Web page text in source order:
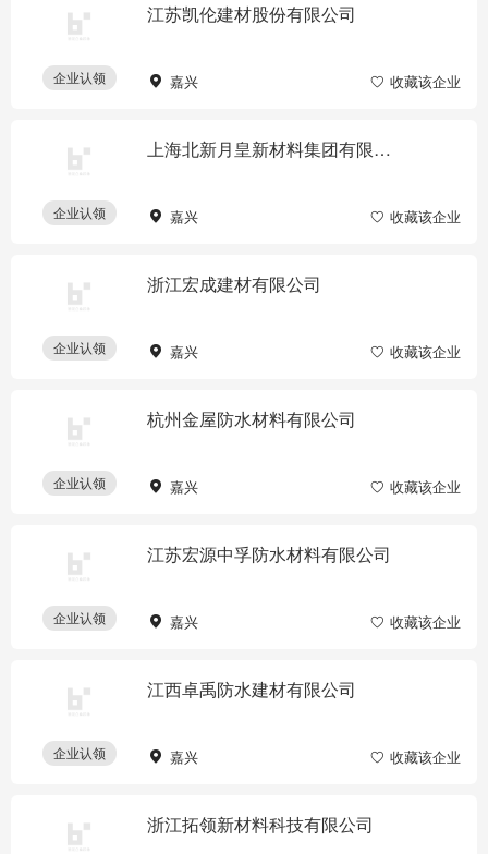
企业认领
江苏凯伦建材股份有限公司
嘉兴 收藏该企业
企业认领
上海北新月皇新材料集团有限公司
嘉兴 收藏该企业
企业认领
浙江宏成建材有限公司
嘉兴 收藏该企业
企业认领
杭州金屋防水材料有限公司
嘉兴 收藏该企业
企业认领
江苏宏源中孚防水材料有限公司
嘉兴 收藏该企业
企业认领
江西卓禹防水建材有限公司
嘉兴 收藏该企业
浙江拓领新材料科技有限公司